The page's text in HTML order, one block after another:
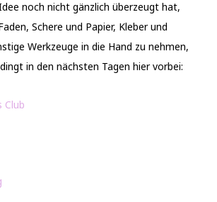
noch nicht gänzlich überzeugt hat,
Schere und Papier, Kleber und
Werkzeuge in die Hand zu nehmen,
in den nächsten Tagen hier vorbei:
Club